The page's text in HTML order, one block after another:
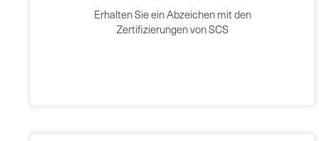
Erhalten Sie ein Abzeichen mit den
Zertifizierungen von SCS